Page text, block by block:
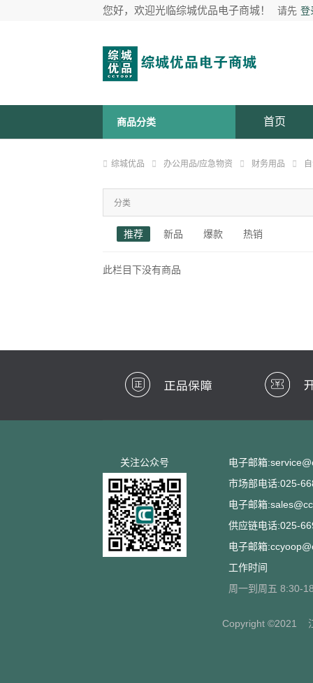
您好，欢迎光临综城优品电子商城！ 请先 登
商品分类 首页
综城优品 办公用品/应急物资 财务用品
分类
推荐 新品 爆款 热销
此栏目下没有商品
关注公众号
电子邮箱
市场部电话:025-
电子邮箱
供应链电话:025-
电子邮箱
工作时间
周一到周五 8:30-
Copyright ©2021